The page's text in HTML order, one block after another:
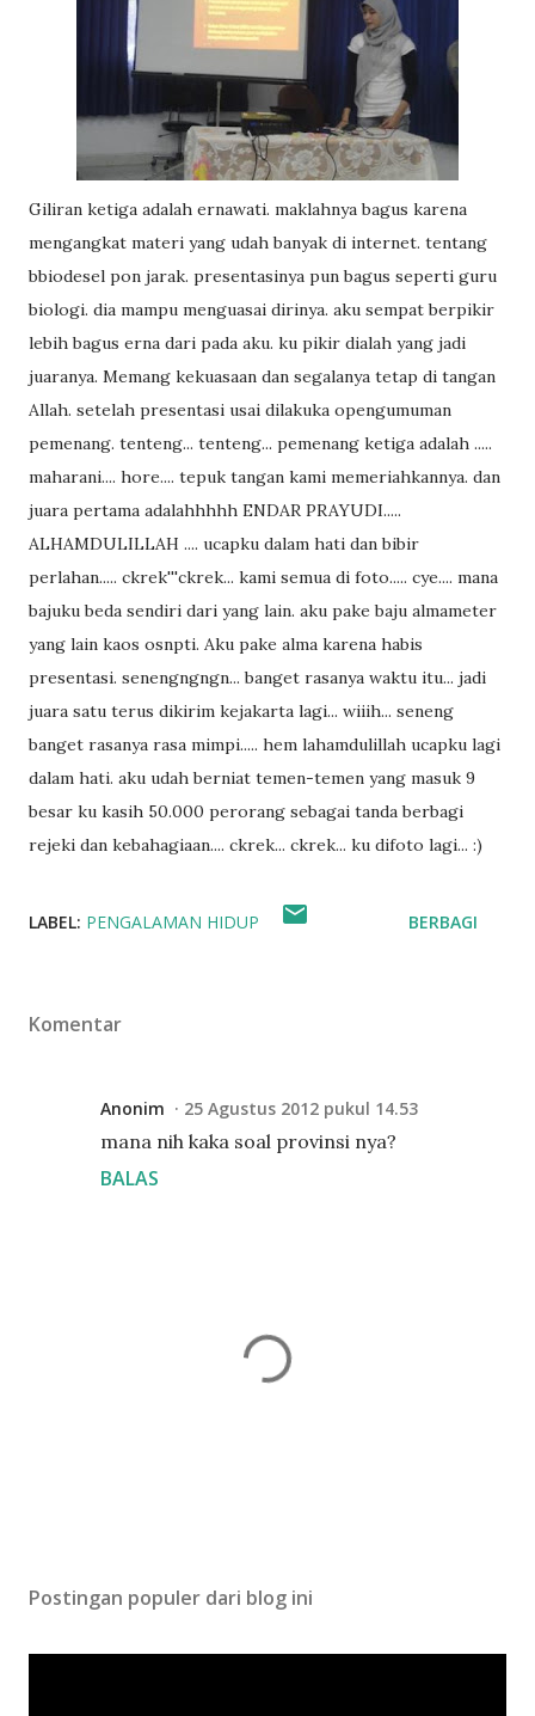
Giliran ketiga adalah ernawati. maklahnya bagus karena
mengangkat materi yang udah banyak di internet. tentang
bbiodesel pon jarak. presentasinya pun bagus seperti guru
biologi. dia mampu menguasai dirinya. aku sempat berpikir
lebih bagus erna dari pada aku. ku pikir dialah yang jadi
juaranya. Memang kekuasaan dan segalanya tetap di tangan
Allah. setelah presentasi usai dilakuka opengumuman
pemenang. tenteng... tenteng... pemenang ketiga adalah .....
maharani.... hore.... tepuk tangan kami memeriahkannya. dan
juara pertama adalahhhhh ENDAR PRAYUDI.....
ALHAMDULILLAH .... ucapku dalam hati dan bibir
perlahan..... ckrek'''ckrek... kami semua di foto..... cye.... mana
bajuku beda sendiri dari yang lain. aku pake baju almameter
yang lain kaos osnpti. Aku pake alma karena habis
presentasi. senengngngn... banget rasanya waktu itu... jadi
juara satu terus dikirim kejakarta lagi... wiiih... seneng
banget rasanya rasa mimpi..... hem lahamdulillah ucapku lagi
dalam hati. aku udah berniat temen-temen yang masuk 9
besar ku kasih 50.000 perorang sebagai tanda berbagi
rejeki dan kebahagiaan.... ckrek... ckrek... ku difoto lagi... :)
LABEL: PENGALAMAN HIDUP BERBAGI
Komentar
Anonim 25 Agustus 2012 pukul 14.53
mana nih kaka soal provinsi nya?
BALAS
s
Postingan populer dari blog ini